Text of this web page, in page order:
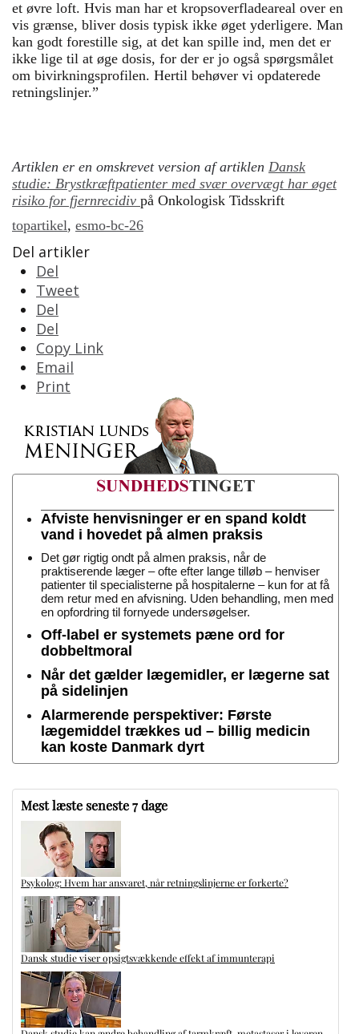
et øvre loft. Hvis man har et kropsoverfladeareal over en
vis grænse, bliver dosis typisk ikke øget yderligere. Man
kan godt forestille sig, at det kan spille ind, men det er
ikke lige til at øge dosis, for der er jo også spørgsmålet
om bivirkningsprofilen. Hertil behøver vi opdaterede
retningslinjer.”
Artiklen er en omskrevet version af artiklen Dansk
studie: Brystkræftpatienter med svær overvægt har øget
risiko for fjernrecidiv på Onkologisk Tidsskrift
topartikel, esmo-bc-26
Del artikler
Del
Tweet
Del
Del
Copy Link
Email
Print
Afviste henvisninger er en spand koldt
vand i hovedet på almen praksis
Det gør rigtig ondt på almen praksis, når de
praktiserende læger – ofte efter lange tilløb – henviser
patienter til specialisterne på hospitalerne – kun for at få
dem retur med en afvisning. Uden behandling, men med
en opfordring til fornyede undersøgelser.
Off-label er systemets pæne ord for
dobbeltmoral
Når det gælder lægemidler, er lægerne sat
på sidelinjen
Alarmerende perspektiver: Første
lægemiddel trækkes ud – billig medicin
kan koste Danmark dyrt
Mest læste seneste 7 dage
Psykolog: Hvem har ansvaret, når retningslinjerne er forkerte?
Dansk studie viser opsigtsvækkende effekt af immunterapi